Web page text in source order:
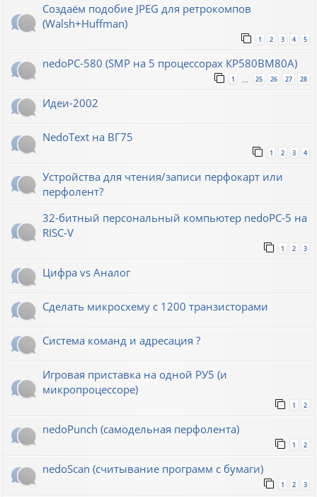
Создаём подобие JPEG для ретрокомпов
(Walsh+Huffman)
1 2 3 4 5
nedoPC-580 (SMP на 5 процессорах КР580ВМ80А)
1 25 26 27 28
Идеи-2002
NedoText на ВГ75
1 2 3 4
Устройства для чтения/записи перфокарт или
перфолент?
32-битный персональный компьютер nedoPC-5 на
RISC-V
1 2 3
Цифра vs Аналог
Сделать микросхему с 1200 транзисторами
Система команд и адресация ?
Игровая приставка на одной РУ5 (и
микропроцессоре)
1 2
nedoPunch (самодельная перфолента)
1 2
nedoScan (считывание программ с бумаги)
1 2 3